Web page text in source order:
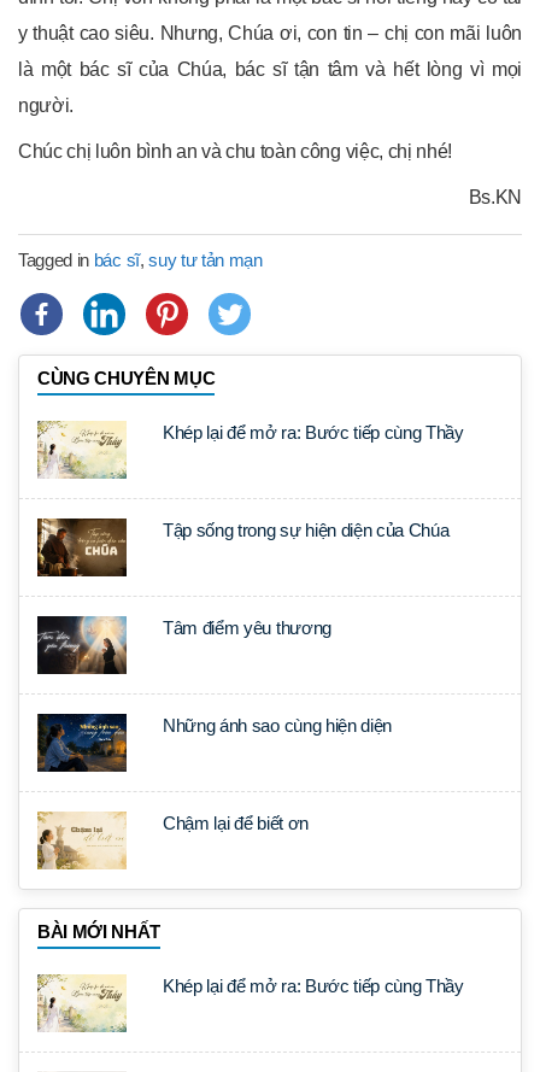
y thuật cao siêu. Nhưng, Chúa ơi, con tin – chị con mãi luôn
là một bác sĩ của Chúa, bác sĩ tận tâm và hết lòng vì mọi
người.
Chúc chị luôn bình an và chu toàn công việc, chị nhé!
Bs.KN
Tagged in bác sĩ,suy tư tản mạn
CÙNG CHUYÊN MỤC
Khép lại để mở ra: Bước tiếp cùng Thầy
Tập sống trong sự hiện diện của Chúa
Tâm điểm yêu thương
Những ánh sao cùng hiện diện
Chậm lại để biết ơn
BÀI MỚI NHẤT
Khép lại để mở ra: Bước tiếp cùng Thầy